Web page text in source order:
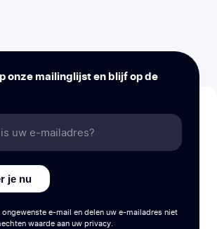
onze mailinglijst en blijf op de
je nu
ongewenste e-mail en delen uw e-mailadres niet
waarde aan uw privacy.